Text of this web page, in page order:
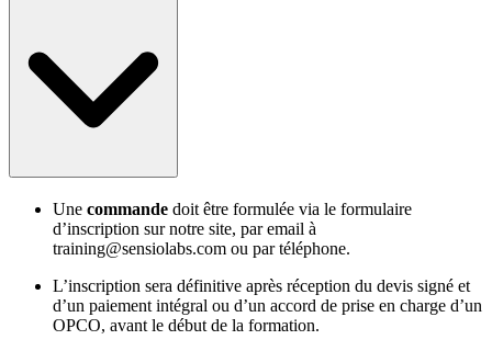
Une commande doit être formulée via le formulaire
d’inscription sur notre site, par email à
training@sensiolabs.com ou par téléphone.
L’inscription sera définitive après réception du devis signé et
d’un paiement intégral ou d’un accord de prise en charge d’un
OPCO, avant le début de la formation.